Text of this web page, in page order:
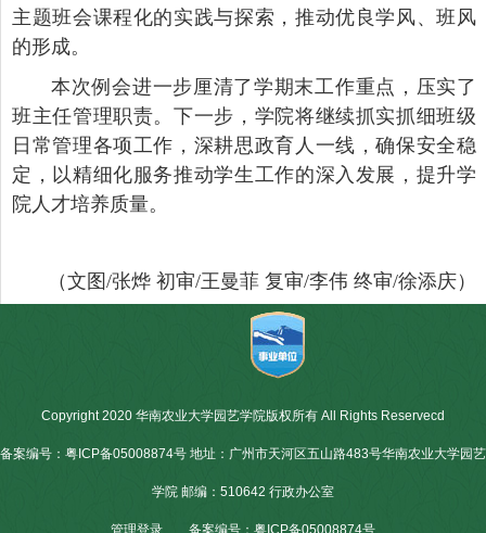
主题班会课程化的实践与探索，推动优良学风、班风
的形成。
本次例会进一步厘清了学期末工作重点，压实了
班主任管理职责。下一步，学院将继续抓实抓细班级
日常管理各项工作，深耕思政育人一线，确保安全稳
定，以精细化服务推动学生工作的深入发展，提升学
院人才培养质量。
（文图/张烨 初审/王曼菲 复审/李伟 终审/徐添庆）
Copyright 2020 华南农业大学园艺学院版权所有 All Rights Reservecd
备案编号：粤ICP备05008874号 地址：广州市天河区五山路483号华南农业大学园艺
学院 邮编：510642 行政办公室
管理登录 备案编号：粤ICP备05008874号